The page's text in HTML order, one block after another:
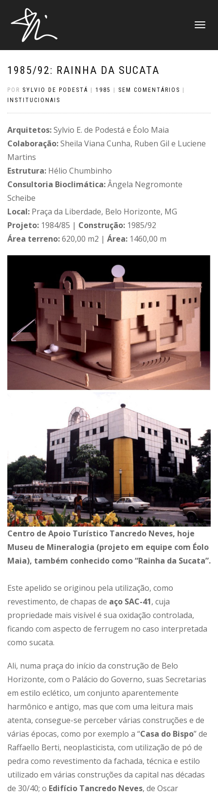
ALTERNAR
1985/92: RAINHA DA SUCATA
POR SYLVIO DE PODESTÁ 1985 SEM COMENTÁRIOS
INSTITUCIONAIS
Arquitetos:Sylvio E. de Podestá e Éolo Maia
Colaboração:Sheila Viana Cunha, Ruben Gil e Luciene
Martins
Estrutura: Hélio Chumbinho
Consultoria Bioclimática:Ângela Negromonte
Scheibe
Local: Praça da Liberdade, Belo Horizonte, MG
Projeto: 1984/85 | Construção: 1985/92
Área terreno:620,00 m2 | Área: 1460,00 m
Centro de Apoio Turístico Tancredo Neves, hoje
Museu de Mineralogia (projeto em equipe com Éolo
Maia), também conhecido como “Rainha da Sucata”.
Este apelido se originou pela utilização, como
revestimento, de chapas de aço SAC-41, cuja
propriedade mais visível é sua oxidação controlada,
ficando com aspecto de ferrugem no caso interpretada
como sucata.
Ali, numa praça do início da construção de Belo
Horizonte, com o Palácio do Governo, suas Secretarias
em estilo eclético, um conjunto aparentemente
harmônico e antigo, mas que com uma leitura mais
atenta, consegue-se perceber várias construções e de
várias épocas, como por exemplo a “Casa do Bispo” de
Raffaello Berti, neoplasticista, com utilização de pó de
pedra como revestimento da fachada, técnica e estilo
utilizado em várias construções da capital nas décadas
de 30/40; o Edifício Tancredo Neves, de Oscar